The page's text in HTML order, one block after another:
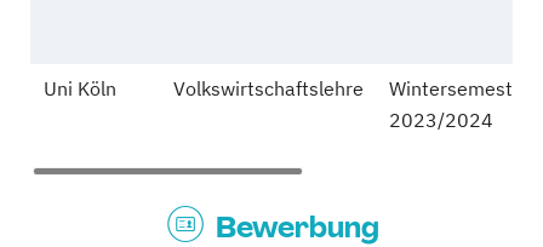
Uni Köln Volkswirtschaftslehre
Wintersemester
2023/2024
Bewerbung